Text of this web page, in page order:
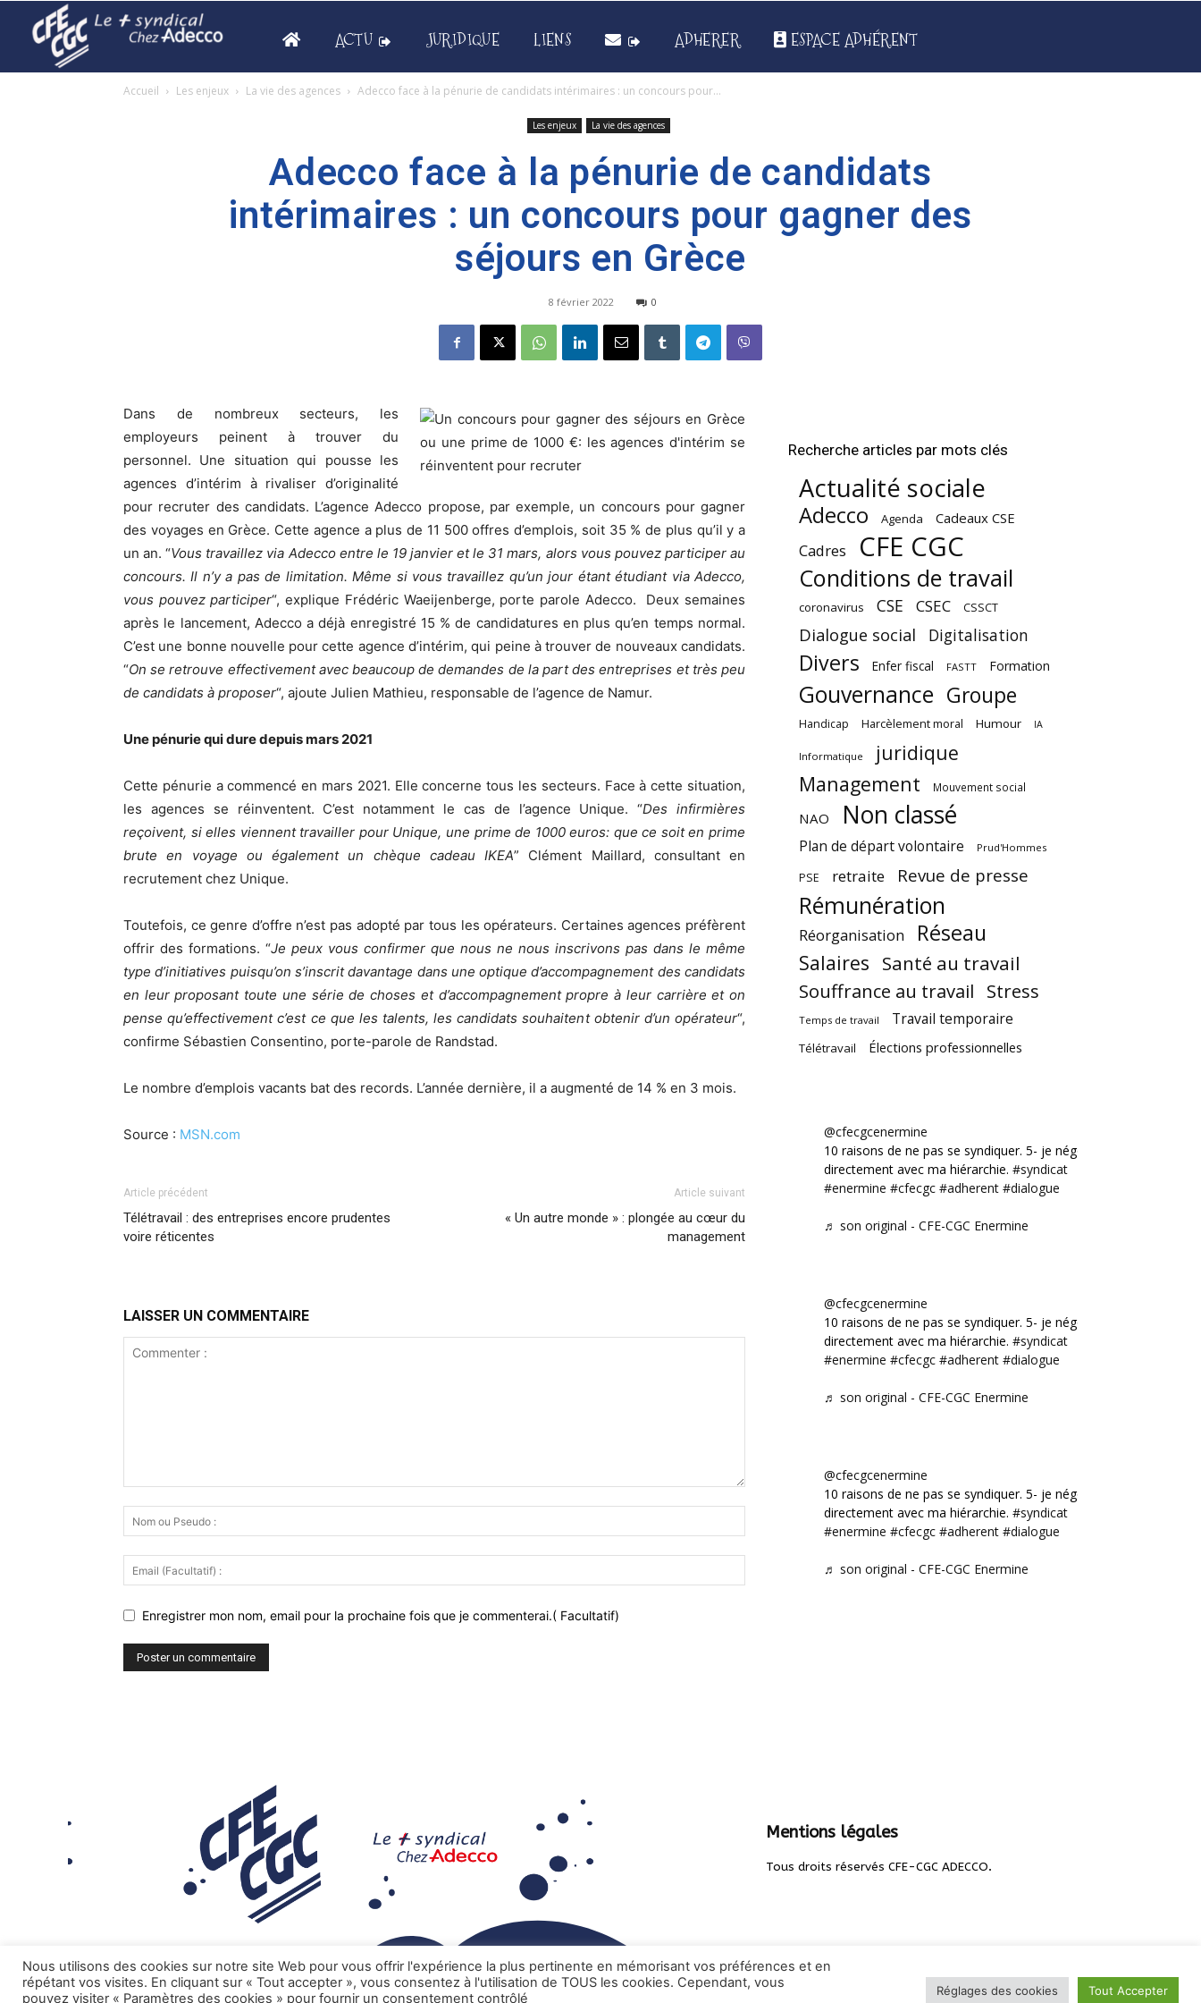
ACTU JURIDIQUE LIENS ADHERER ESPACE ADHÉRENT
Accueil Les enjeux La vie des agences Adecco face à la pénurie de candidats intérimaires : un concours pour...
Les enjeux La vie des agences
Adecco face à la pénurie de candidats
intérimaires : un concours pour gagner des
séjours en Grèce
8 février 2022 0
Dans de nombreux secteurs, les
employeurs peinent à trouver du
personnel. Une situation qui pousse les
agences d’intérim à rivaliser d’originalité
pour recruter des candidats. L’agence Adecco propose, par exemple, un concours pour gagner
des voyages en Grèce. Cette agence a plus de 11 500 offres d’emplois, soit 35 % de plus qu’il y a
un an. “Vous travaillez via Adecco entre le 19 janvier et le 31 mars, alors vous pouvez participer au
concours. Il n’y a pas de limitation. Même si vous travaillez qu’un jour étant étudiant via Adecco,
vous pouvez participer“, explique Frédéric Waeijenberge, porte parole Adecco. Deux semaines
après le lancement, Adecco a déjà enregistré 15 % de candidatures en plus qu’en temps normal.
C’est une bonne nouvelle pour cette agence d’intérim, qui peine à trouver de nouveaux candidats.
“On se retrouve effectivement avec beaucoup de demandes de la part des entreprises et très peu
de candidats à proposer“, ajoute Julien Mathieu, responsable de l’agence de Namur.
Une pénurie qui dure depuis mars 2021
Cette pénurie a commencé en mars 2021. Elle concerne tous les secteurs. Face à cette situation,
les agences se réinventent. C’est notamment le cas de l’agence Unique. “Des infirmières
reçoivent, si elles viennent travailler pour Unique, une prime de 1000 euros: que ce soit en prime
brute en voyage ou également un chèque cadeau IKEA” Clément Maillard, consultant en
recrutement chez Unique.
Toutefois, ce genre d’offre n’est pas adopté par tous les opérateurs. Certaines agences préfèrent
offrir des formations. “Je peux vous confirmer que nous ne nous inscrivons pas dans le même
type d’initiatives puisqu’on s’inscrit davantage dans une optique d’accompagnement des candidats
en leur proposant toute une série de choses et d’accompagnement propre à leur carrière et on
pense qu’effectivement c’est ce que les talents, les candidats souhaitent obtenir d’un opérateur“,
confirme Sébastien Consentino, porte-parole de Randstad.
Le nombre d’emplois vacants bat des records. L’année dernière, il a augmenté de 14 % en 3 mois.
Source : MSN.com
Article précédent
Télétravail : des entreprises encore prudentes
voire réticentes
Article suivant
« Un autre monde » : plongée au cœur du
management
LAISSER UN COMMENTAIRE
Enregistrer mon nom, email pour la prochaine fois que je commenterai.( Facultatif)
Recherche articles par mots clés
Actualité sociale
Adecco Agenda Cadeaux CSE
Cadres CFE CGC
Conditions de travail
coronavirus CSE CSEC CSSCT
Dialogue social Digitalisation
Divers Enfer fiscal FASTT Formation
Gouvernance Groupe
Handicap Harcèlement moral Humour IA
Informatique
juridique
Management
Mouvement social
NAO Non classé
Plan de départ volontaire Prud'Hommes
PSE retraite Revue de presse
Rémunération
Réorganisation Réseau
Salaires Santé au travail
Souffrance au travail Stress
Temps de travail Travail temporaire
Télétravail Élections professionnelles
@cfecgcenermine
10 raisons de ne pas se syndiquer. 5- je négocie
directement avec ma hiérarchie. #syndicat
#enermine #cfecgc #adherent #dialogue
♬ son original - CFE-CGC Enermine
@cfecgcenermine
10 raisons de ne pas se syndiquer. 5- je négocie
directement avec ma hiérarchie. #syndicat
#enermine #cfecgc #adherent #dialogue
♬ son original - CFE-CGC Enermine
@cfecgcenermine
10 raisons de ne pas se syndiquer. 5- je négocie
directement avec ma hiérarchie. #syndicat
#enermine #cfecgc #adherent #dialogue
♬ son original - CFE-CGC Enermine
Mentions légales
Tous droits réservés CFE-CGC ADECCO.
Nous utilisons des cookies sur notre site Web pour vous offrir l'expérience la plus pertinente en mémorisant vos préférences et en
répétant vos visites. En cliquant sur « Tout accepter », vous consentez à l'utilisation de TOUS les cookies. Cependant, vous
pouvez visiter « Paramètres des cookies » pour fournir un consentement contrôlé
Réglages des cookies Tout Accepter